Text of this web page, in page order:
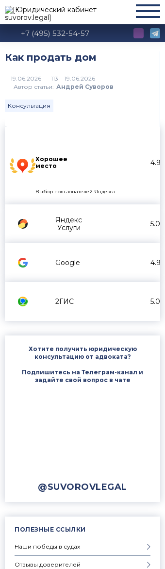
+7 (495) 532-54-57
Хорошее
место
4.9
Выбор пользователей Яндекса
Яндекс
Услуги
5.0
Google 4.9
2ГИС 5.0
Хотите получить юридическую
консультацию от адвоката?
Подпишитесь на Телеграм-канал и
задайте свой вопрос в чате
@SUVOROVLEGAL
ПОЛЕЗНЫЕ ССЫЛКИ
Наши победы в судах
Отзывы доверителей
Как продать дом
113
Автор статьи: Андрей Суворов
Консультация